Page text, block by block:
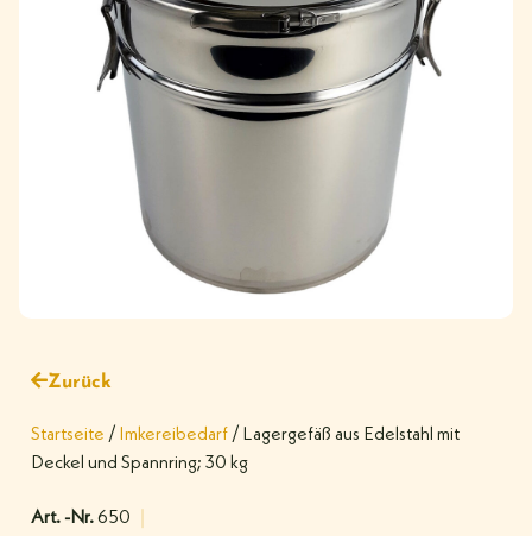
Zurück
Startseite / Imkereibedarf / Lagergefäß aus Edelstahl mit
Deckel und Spannring; 30 kg
Art. -Nr.650